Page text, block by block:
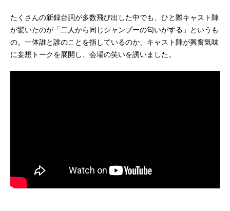
たくさんの新録台詞が多数飛び出した中でも、ひと際キャスト陣
が驚いたのが「二人から同じシャンプーの匂いがする」というも
の。一体誰と誰のことを指しているのか、キャスト陣が興奮気味
に妄想トークを展開し、会場の笑いを誘いました。